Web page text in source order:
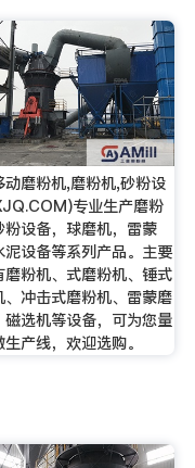
动磨粉机,磨粉机,砂粉设
专业生产磨粉
粉设备，球磨机，雷蒙
泥设备等系列产品。主要
磨粉机、式磨粉机、锤式
、冲击式磨粉机、雷蒙磨
磁选机等设备，可为您量
产线，欢迎选购。